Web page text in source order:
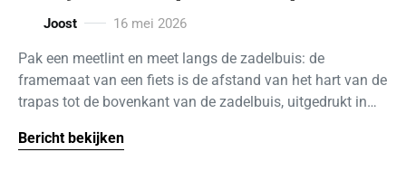
Joost 16 mei 2026
Pak een meetlint en meet langs de zadelbuis: de
framemaat van een fiets is de afstand van het hart van de
trapas tot de bovenkant van de zadelbuis, uitgedrukt in…
Bericht bekijken